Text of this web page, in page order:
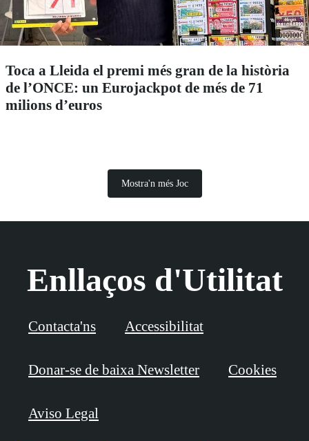
Toca a Lleida el premi més gran de la història
de l’ONCE: un Eurojackpot de més de 71
milions d’euros
Mostra'n més Joc
Enllaços d'Utilitat
Contacta'ns Accessibilitat
Donar-se de baixa Newsletter Cookies
Aviso Legal